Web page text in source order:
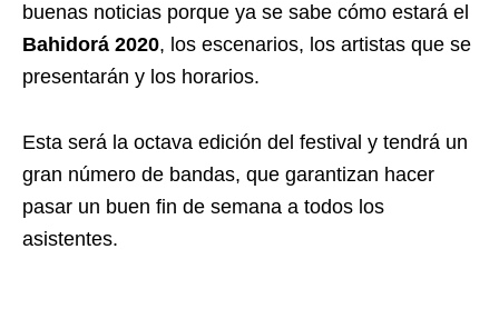
buenas noticias porque ya se sabe cómo estará el
Bahidorá 2020, los escenarios, los artistas que se
presentarán y los horarios.
Esta será la octava edición del festival y tendrá un
gran número de bandas, que garantizan hacer
pasar un buen fin de semana a todos los
asistentes.